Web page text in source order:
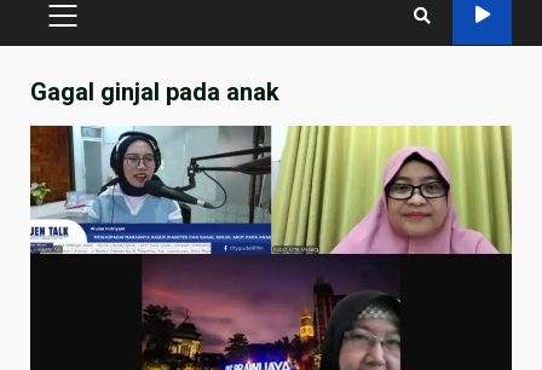
PRIMARY
Gagal ginjal pada anak